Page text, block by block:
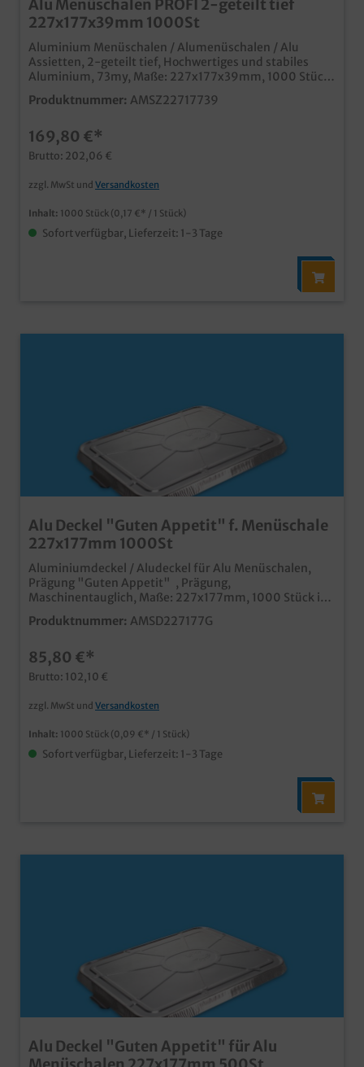
Alu Menüschalen PROFI 2-geteilt tief
227x177x39mm 1000St
Aluminium Menüschalen / Alumenüschalen / Alu
Assietten, 2-geteilt tief, Hochwertiges und stabiles
Aluminium, 73my, Maße: 227x177x39mm, 1000 Stück
im Karton Ideal für den professionellen Einsatz in
Menüdienst und Gastroservice tiefe Ausführung für
Designs und Materialien erhältlich Maschinenfest und
stapelbar
Produktnummer: AMSZ22717739
169,80 €*
Brutto: 202,06 €
zzgl. MwSt und Versandkosten
Inhalt: 1000 Stück (0,17 €* / 1 Stück)
Sofort verfügbar, Lieferzeit: 1-3 Tage
Alu Deckel "Guten Appetit" f. Menüschale
227x177mm 1000St
Aluminiumdeckel / Aludeckel für Alu Menüschalen,
Prägung "Guten Appetit" , Prägung,
Maschinentauglich, Maße: 227x177mm, 1000 Stück im
Karton Praktischer Deckel für das Verschließen von Alu
MenüschalenHochweriges und stabiles
Gastroservice
Produktnummer: AMSD227177G
85,80 €*
Brutto: 102,10 €
zzgl. MwSt und Versandkosten
Inhalt: 1000 Stück (0,09 €* / 1 Stück)
Sofort verfügbar, Lieferzeit: 1-3 Tage
Alu Deckel "Guten Appetit" für Alu